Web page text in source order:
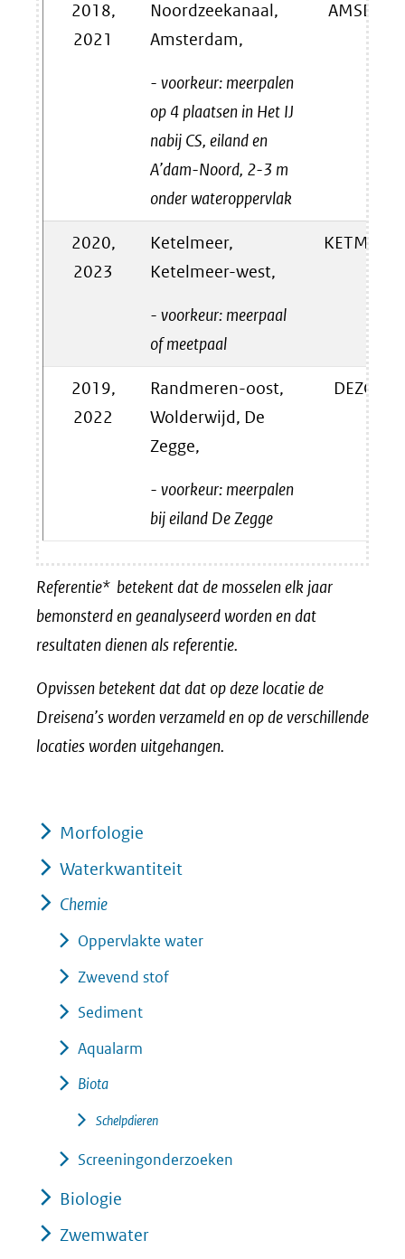
2018,
2021
Noordzeekanaal,
Amsterdam,
- voorkeur: meerpalen
op 4 plaatsen in Het IJ
nabij CS, eiland en
A’dam-Noord, 2-3 m
onder wateroppervlak
AMSDM
2020,
2023
Ketelmeer,
Ketelmeer-west,
- voorkeur: meerpaal
of meetpaal
KETMWT
2019,
2022
Randmeren-oost,
Wolderwijd, De
Zegge,
- voorkeur: meerpalen
bij eiland De Zegge
DEZGE
Referentie* betekent dat de mosselen elk jaar
bemonsterd en geanalyseerd worden en dat
resultaten dienen als referentie.
Opvissen betekent dat dat op deze locatie de
Dreisena’s worden verzameld en op de verschillende
locaties worden uitgehangen.
Morfologie
Waterkwantiteit
Chemie
Oppervlakte water
Zwevend stof
Sediment
Aqualarm
Biota
Schelpdieren
Screeningonderzoeken
Biologie
Zwemwater